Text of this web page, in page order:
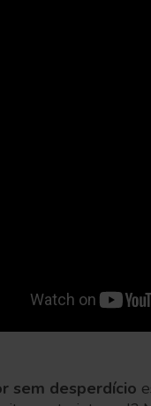
sem desperdício